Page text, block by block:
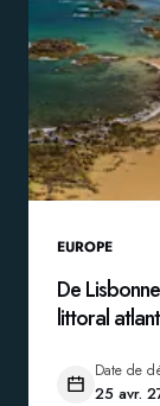
EUROPE
De
littoral
Date de
25 avr.